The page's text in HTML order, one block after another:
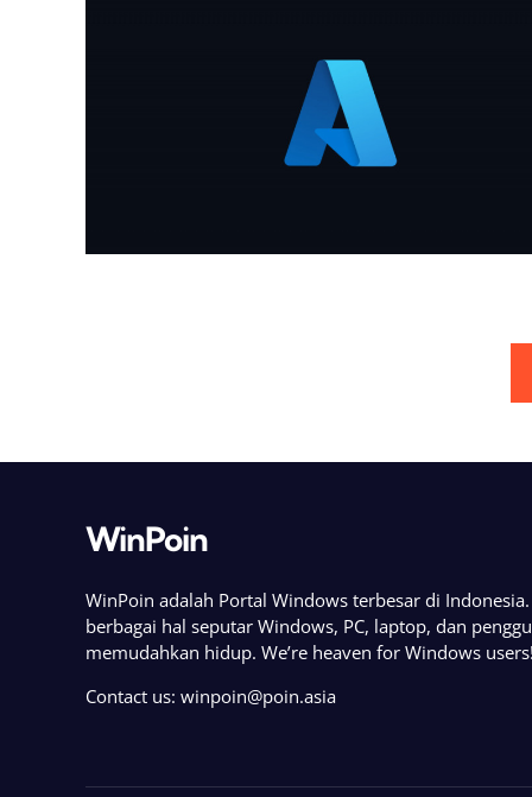
WinPoin
WinPoin adalah Portal Windows terbesar di
berbagai hal seputar Windows, PC, laptop, dan
memudahkan hidup. We’re heaven for Windows users!
Contact us: winpoin@poin.asia